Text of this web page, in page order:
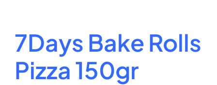
7Days Bake Rolls
Pizza 150gr